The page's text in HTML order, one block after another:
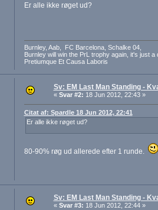
Er alle ikke røget ud?
Burnley, Aab, FC Barcelona, Schalke 04,
Burnley will win the PrL trophy again, it's just a
Pretiumque Et Causa Laboris
Sv: EM Last Man Standing -
« Svar #2: 18 Jun 2012, 22:43 »
Citat af: Spardle 18 Jun 2012, 22:41
Er alle ikke røget ud?
80-90% røg ud allerede efter 1 runde.
Sv: EM Last Man Standing -
« Svar #3: 18 Jun 2012, 22:44 »